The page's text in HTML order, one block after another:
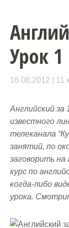
Урок 1
16.08.2012 11
Английский
известного
телеканала
занятий, по
заговорить
курс по
когда-либо
урока.